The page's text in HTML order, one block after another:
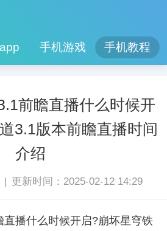
手机游戏 手机教程
前瞻直播什么时候开
3.1版本前瞻直播时间
介绍
| 更新时间：2025-02-12 14:29
直播什么时候开启?崩坏星穹铁